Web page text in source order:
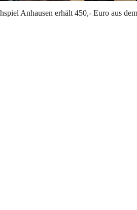
Anhausen erhält 450,- Euro aus